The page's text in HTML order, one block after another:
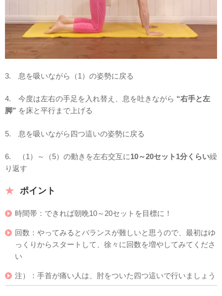
3. 息を吸いながら（1）の姿勢に戻る
4. 今度は左右の手足を入れ替え、息を吐きながら “右手と左
脚” を床と平行まで上げる
5. 息を吸いながら四つ這いの姿勢に戻る
6. （1）～（5）の動きを左右交互に10～20セット1分くらい繰
り返す
ポイント
時間帯：できれば朝晩10～20セットを目標に！
回数：やってみるとバランスが難しいと思うので、最初はゆ
っくりからスタートして、徐々に回数を増やしてみてくださ
い
注）：手首が痛い人は、肘をついた四つ這いで行いましょう